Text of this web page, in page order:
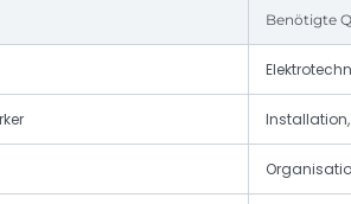
Benötigte